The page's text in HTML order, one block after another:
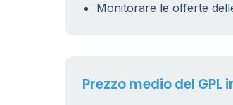
Monitorare le offerte
Prezzo medio del GPL